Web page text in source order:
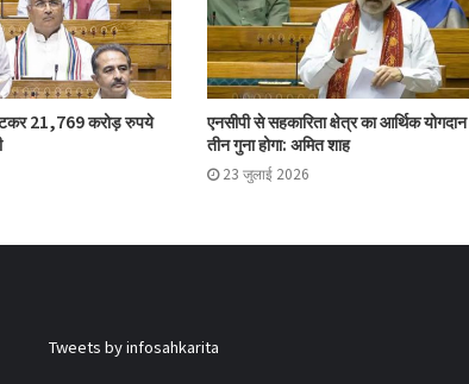
महाराष्ट्र में ‘भारत टैक्सी’ का शुभारंभ, सीएम ने
हरी झंडी दिखाकर किया रवाना
भारत टैक्सी: बिपिन पटेल और राम प्रकाश चौधरी
निर्विरोध निर्वाचित
सम्मानित
को दी मंजूरी
21,769 करोड़ रुपये
एनसीपी से सहकारिता क्षेत्र का आर्थिक योगदान
तीन गुना होगा: अमित शाह
23 जुलाई 2026
Tweets by infosahkarita